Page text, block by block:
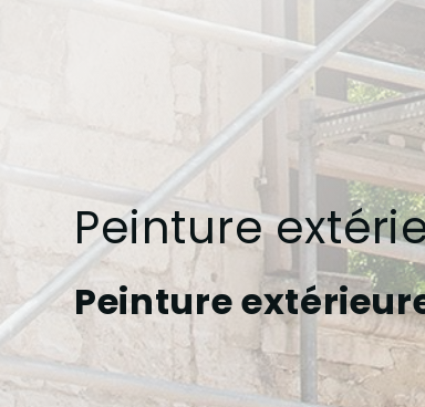
Peinture
Peinture